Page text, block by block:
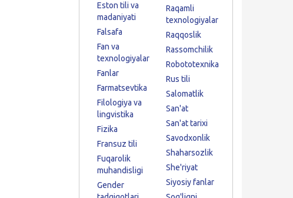
Eston tili va
madaniyati
Falsafa
Fan va
texnologiyalar
Fanlar
Farmatsevtika
Filologiya va
lingvistika
Fizika
Fransuz tili
Fuqarolik
muhandisligi
Gender
Raqamli
texnologiyalar
Raqqoslik
Rassomchilik
Robototexnika
Rus tili
Salomatlik
San'at
San'at tarixi
Savodxonlik
Shaharsozlik
She'riyat
Siyosiy fanlar